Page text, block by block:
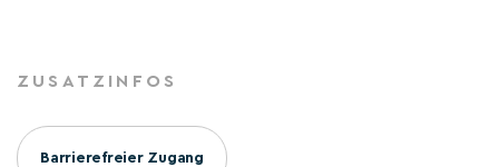
ZUSATZINFOS
Barrierefreier Zugang